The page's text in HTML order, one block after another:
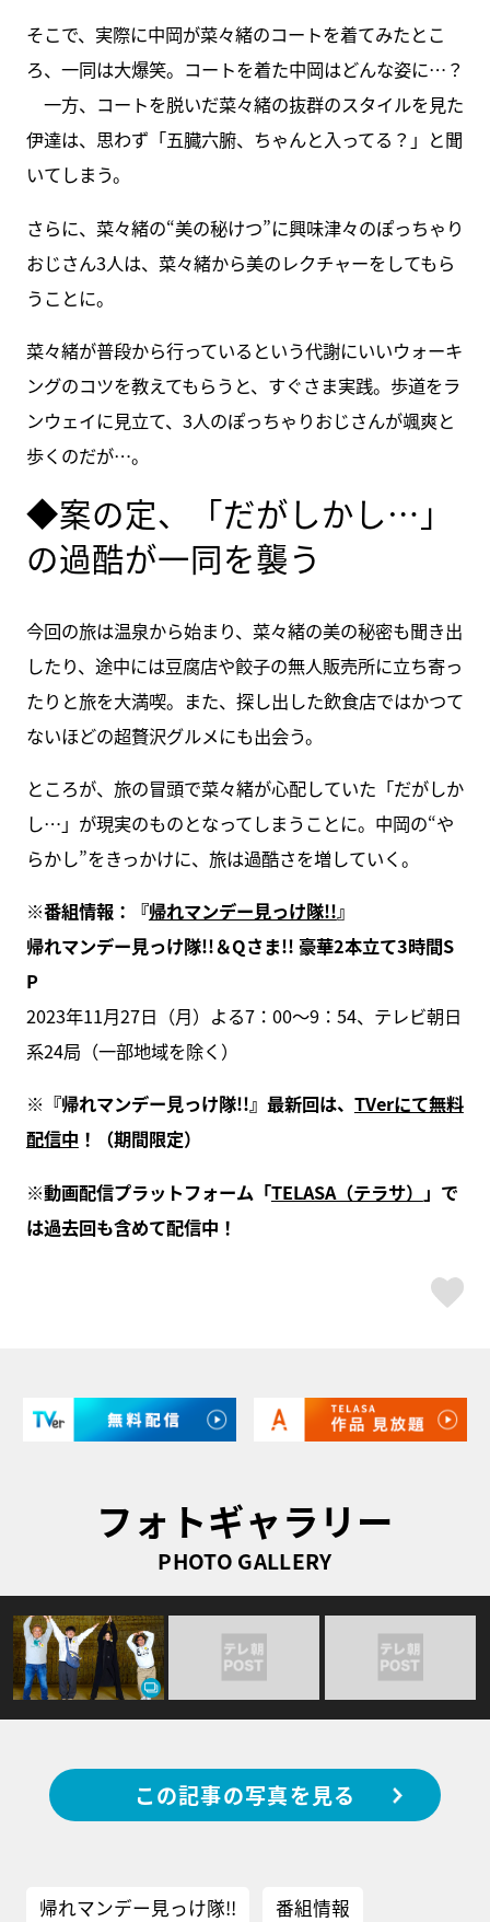
そこで、実際に中岡が菜々緒のコートを着てみたとこ
ろ、一同は大爆笑。コートを着た中岡はどんな姿に…？
一方、コートを脱いだ菜々緒の抜群のスタイルを見た
伊達は、思わず「五臓六腑、ちゃんと入ってる？」と聞
いてしまう。
さらに、菜々緒の“美の秘けつ”に興味津々のぽっちゃり
おじさん3人は、菜々緒から美のレクチャーをしてもら
うことに。
菜々緒が普段から行っているという代謝にいいウォーキ
ングのコツを教えてもらうと、すぐさま実践。歩道をラ
ンウェイに見立て、3人のぽっちゃりおじさんが颯爽と
歩くのだが…。
◆案の定、「だがしかし…」
の過酷が一同を襲う
今回の旅は温泉から始まり、菜々緒の美の秘密も聞き出
したり、途中には豆腐店や餃子の無人販売所に立ち寄っ
たりと旅を大満喫。また、探し出した飲食店ではかつて
ないほどの超贅沢グルメにも出会う。
ところが、旅の冒頭で菜々緒が心配していた「だがしか
し…」が現実のものとなってしまうことに。中岡の“や
らかし”をきっかけに、旅は過酷さを増していく。
※番組情報：『帰れマンデー見っけ隊!!』
帰れマンデー見っけ隊!!＆Qさま!! 豪華2本立て3時間S
P
2023年11月27日（月）よる7：00～9：54、テレビ朝日
系24局（一部地域を除く）
※『帰れマンデー見っけ隊!!』最新回は、 TVerにて無料
配信中 ！（期間限定）
※動画配信プラットフォーム「TELASA（テラサ） 」で
は過去回も含めて配信中！
フォトギャラリー
PHOTO GALLERY
この記事の写真を見る
帰れマンデー見っけ隊!! 番組情報